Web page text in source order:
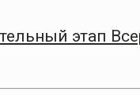
этап